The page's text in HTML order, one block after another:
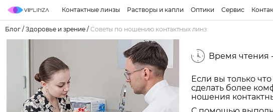
Контактные линзы Растворы и капли Оптики Сервис
Блог / Здоровье и зрение / Советы по ношению контактных линз
Время чтения
Если вы только
сделать более
ношения